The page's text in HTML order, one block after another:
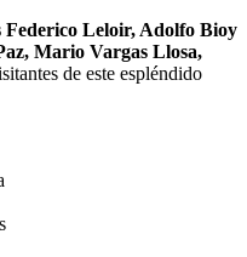
Leloir, Adolfo Bioy
Mario Vargas Llosa,
de este espléndido